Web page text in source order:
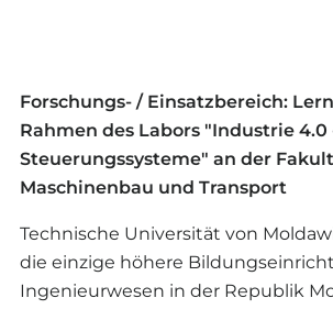
Forschungs- / Einsatzbereich:
Rahmen des Labors "Industrie
Steuerungssysteme" an der
Maschinenbau und Transport
Technische Universität von
die einzige höhere
Ingenieurwesen in der Republik